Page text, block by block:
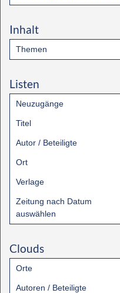
Inhalt
Themen
Listen
Neuzugänge
Titel
Autor / Beteiligte
Ort
Verlage
Zeitung nach Datum
auswählen
Clouds
Orte
Autoren / Beteiligte